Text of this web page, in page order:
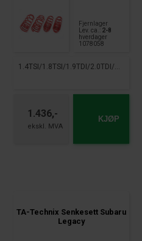
Fjernlager
Lev. ca.: 2-8
hverdager
1078058
1.4TSI/1.8TSI/1.9TDI/2.0TDI/Kombi
1.436,- KJØP
TA-Technix Senkesett Subaru
Legacy